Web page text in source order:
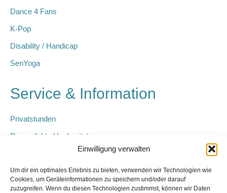
Einwilligung verwalten
Um dir ein optimales Erlebnis zu bieten, verwenden wir Technologien wie
Cookies, um Geräteinformationen zu speichern und/oder darauf
zuzugreifen. Wenn du diesen Technologien zustimmst, können wir Daten
Dance 4 Fans
K-Pop
Disability / Handicap
SenYoga
Service & Information
Privatstunden
Der perfekte Hochzeitstanz
Geschenk-Gutschein
Junggesellinnen-Abschied